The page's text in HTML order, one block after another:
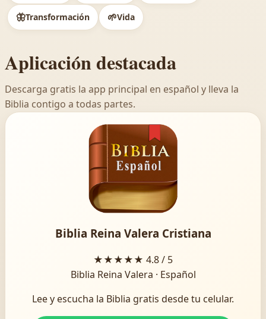
🦋Transformación 🌱Vida
Aplicación destacada
Descarga gratis la app principal en español y lleva la
Biblia contigo a todas partes.
Biblia Reina Valera Cristiana
★★★★★ 4.8 / 5
Biblia Reina Valera · Español
Lee y escucha la Biblia gratis desde tu celular.